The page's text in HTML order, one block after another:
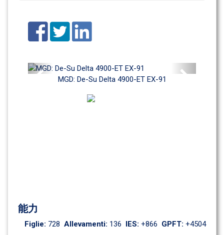
MGD: De-Su Delta 4900-ET EX-91
Previous
能力
Figlie: 728 Allevamenti: 136 IES: +866 GPFT: +4504